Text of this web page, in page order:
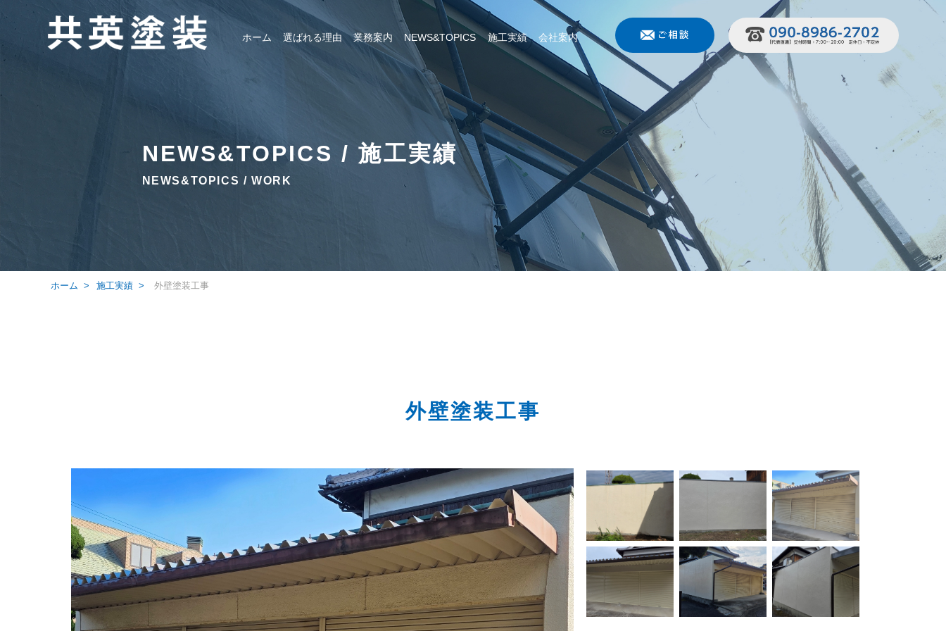
ホーム 選ばれる理由 業務案内 NEWS&TOPICS 施工実績 会社案内
NEWS&TOPICS / 施工実績
NEWS&TOPICS / WORK
ホーム > 施工実績 > 外壁塗装工事
外壁塗装工事